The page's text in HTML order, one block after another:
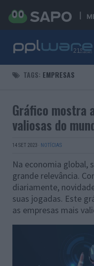
TAGS: EMPRESAS
Gráfico mostra
valiosas do
14 SET 2023 · NOTÍCIAS
Na economia global,
grande relevância.
diariamente,
suas jogadas. Este
as empresas mais